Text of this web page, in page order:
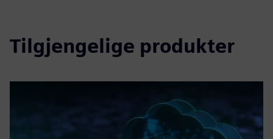
Tilgjengelige produkter